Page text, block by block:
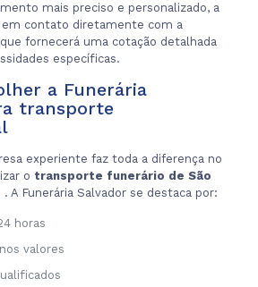
mais preciso e personalizado, a
contato diretamente com a
que fornecerá uma cotação detalhada
específicas.
a Funerária
transporte
experiente faz toda a diferença no
o transporte funerário de São
. A Funerária Salvador se destaca por:
horas
valores